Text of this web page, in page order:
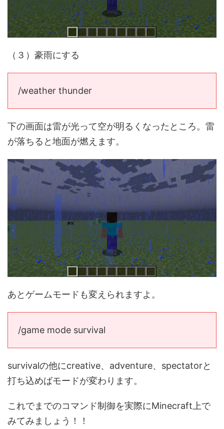
（３）豪雨にする
/weather thunder
下の画面は雷が光って空が明るくなったところ。雷
が落ちると地面が燃えます。
あとゲームモードも変えられますよ。
/game mode survival
survivalの他にcreative、adventure、spectatorと
打ち込めばモードが変わります。
これでまでのコマンド制御を実際にMinecraft上で
みてみましょう！！